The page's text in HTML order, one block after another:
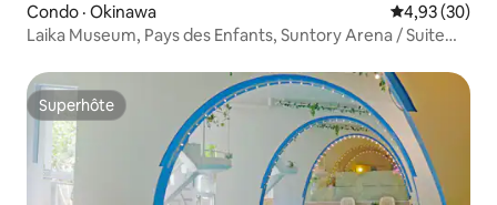
Condo · Okinawa Note
4,93 (30)
Laika Museum, Pays des Enfants, Suntory Arena / Suite
Superhôte
Superhôte